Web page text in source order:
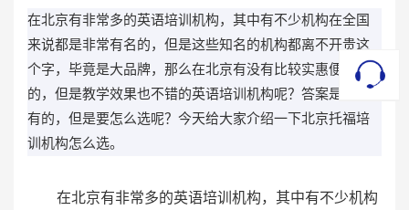
在北京有非常多的英语培训机构，其中有不少机构在全国
来说都是非常有名的，但是这些知名的机构都离不开贵这
个字，毕竟是大品牌，那么在北京有没有比较实惠便宜
的，但是教学效果也不错的英语培训机构呢？答案是肯定
有的，但是要怎么选呢？今天给大家介绍一下北京托福培
训机构怎么选。
在北京有非常多的英语培训机构，其中有不少机构